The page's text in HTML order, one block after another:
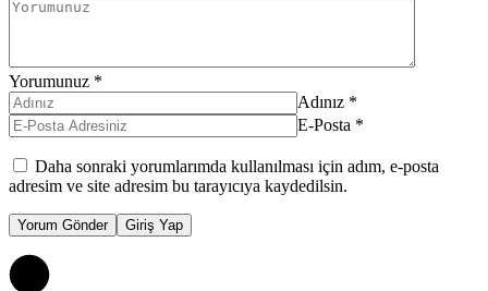
Yorumunuz *
Adınız *
E-Posta *
Daha sonraki yorumlarımda kullanılması için adım, e-posta
adresim ve site adresim bu tarayıcıya kaydedilsin.
Yorum Gönder Giriş Yap